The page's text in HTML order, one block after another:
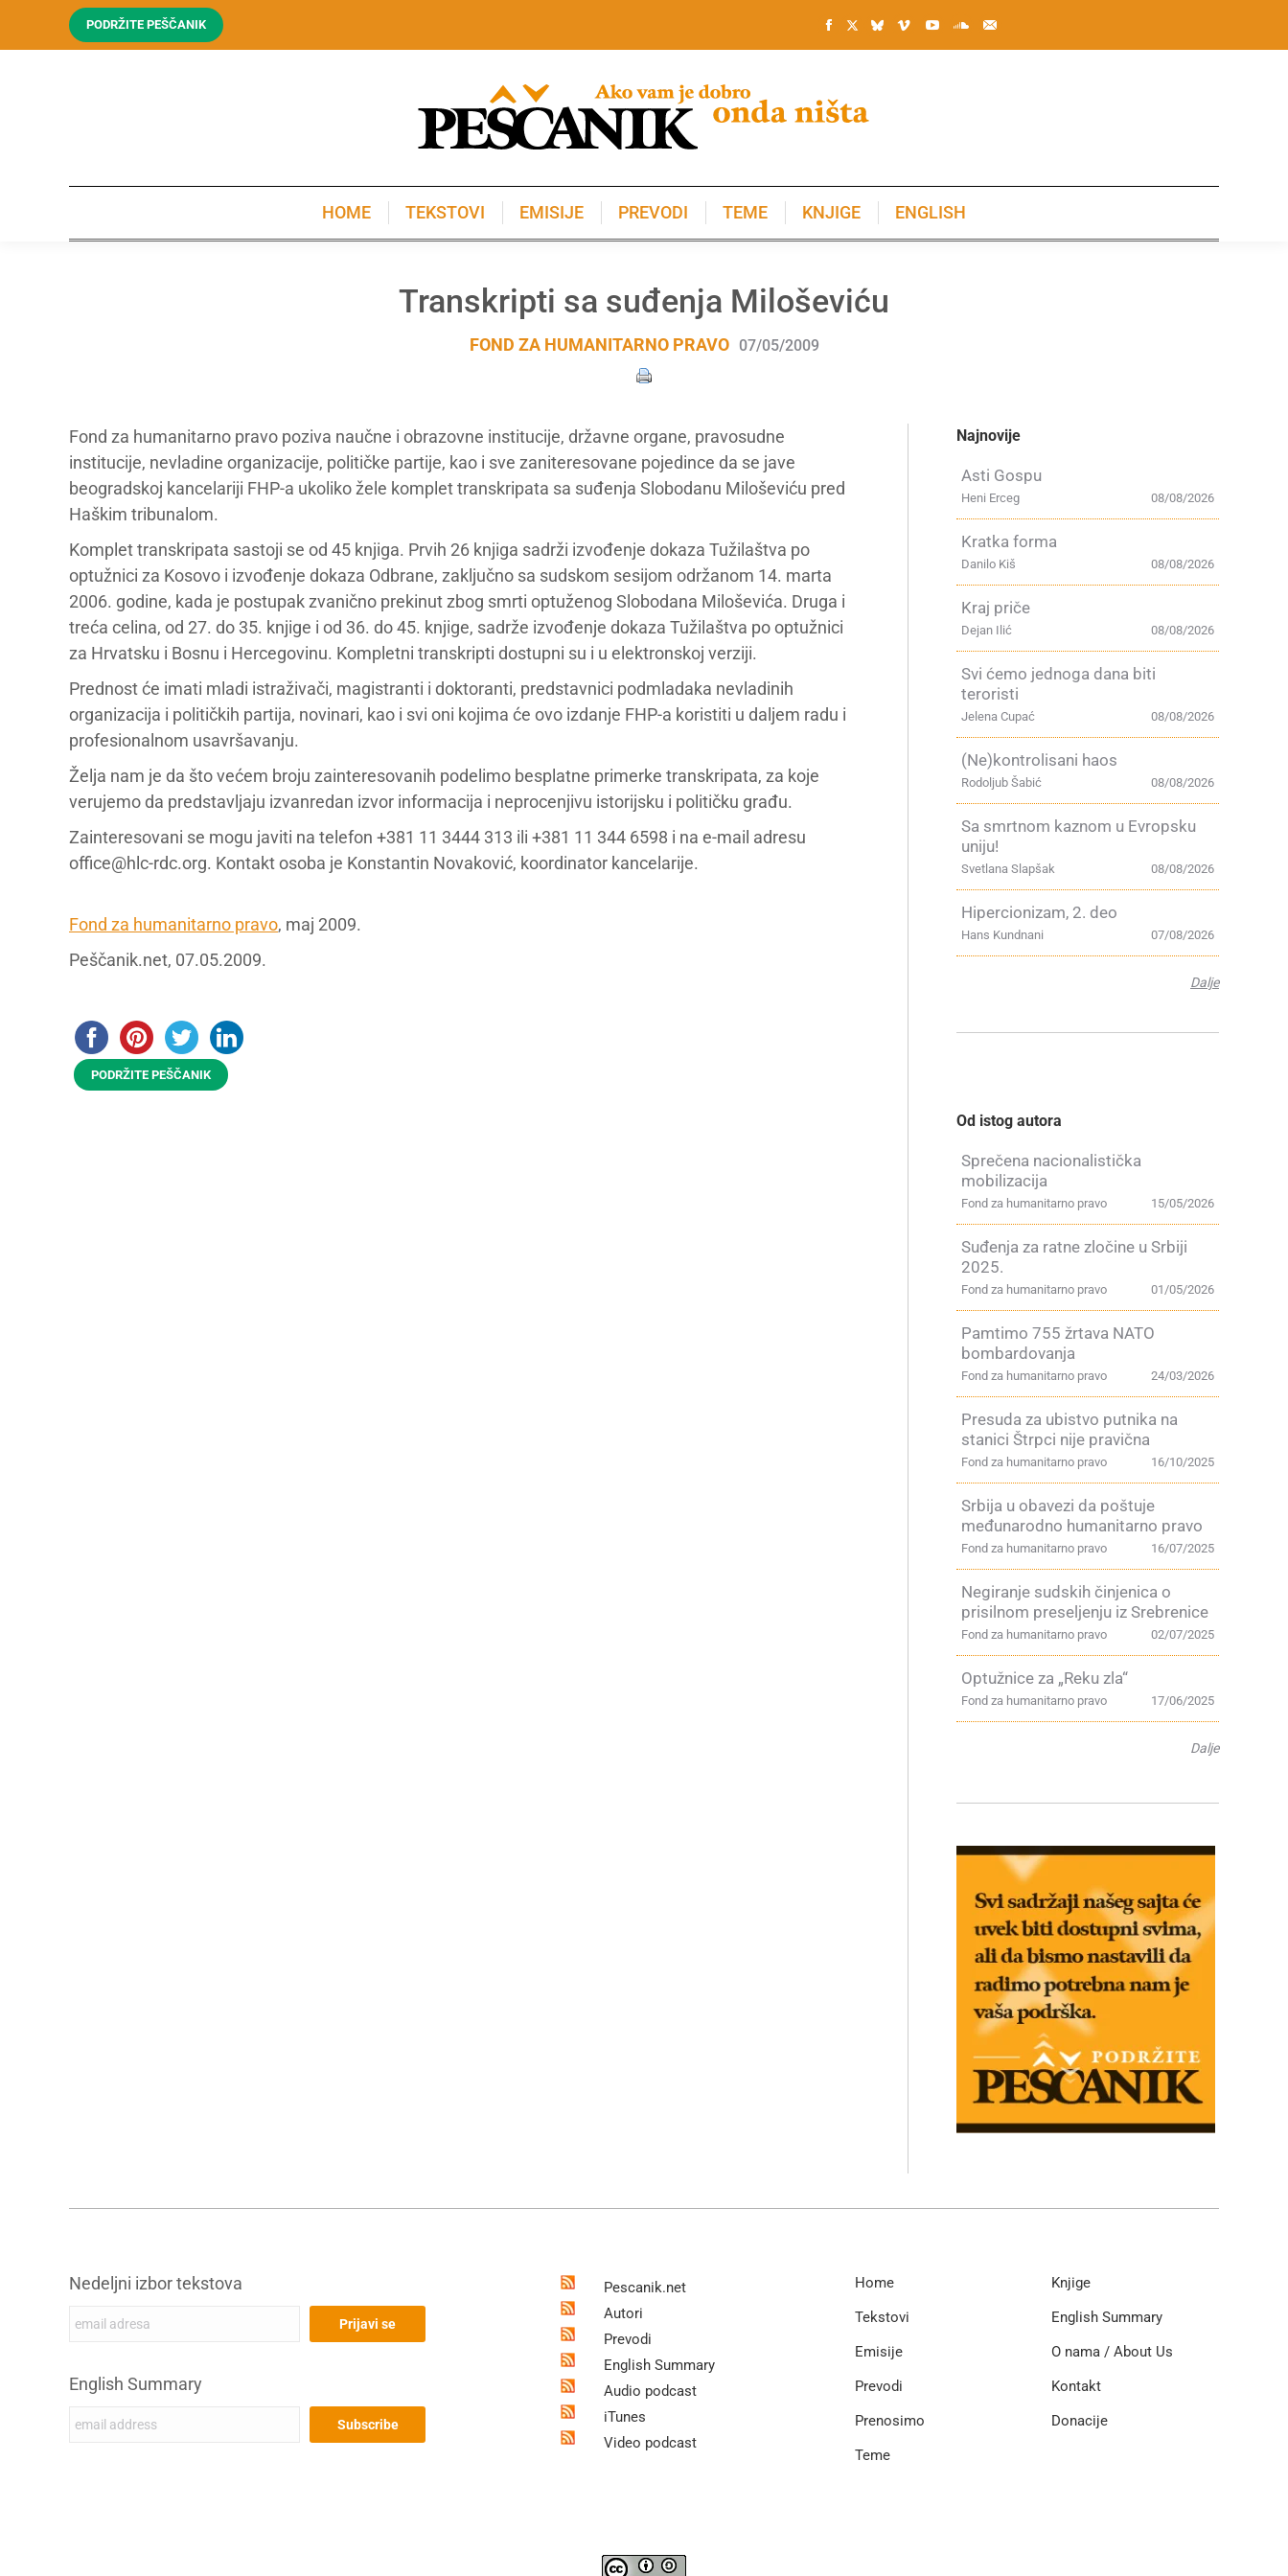
PODRŽITE PEŠČANIK
HOME TEKSTOVI EMISIJE PREVODI TEME KNJIGE ENGLISH
Transkripti sa suđenja Miloševiću
FOND ZA HUMANITARNO PRAVO 07/05/2009
Fond za humanitarno pravo poziva naučne i obrazovne institucije, državne organe, pravosudne
institucije, nevladine organizacije, političke partije, kao i sve zaniteresovane pojedince da se jave
beogradskoj kancelariji FHP-a ukoliko žele komplet transkripata sa suđenja Slobodanu Miloševiću pred
Haškim tribunalom.
Komplet transkripata sastoji se od 45 knjiga. Prvih 26 knjiga sadrži izvođenje dokaza Tužilaštva po
optužnici za Kosovo i izvođenje dokaza Odbrane, zaključno sa sudskom sesijom održanom 14. marta
2006. godine, kada je postupak zvanično prekinut zbog smrti optuženog Slobodana Miloševića. Druga i
treća celina, od 27. do 35. knjige i od 36. do 45. knjige, sadrže izvođenje dokaza Tužilaštva po optužnici
za Hrvatsku i Bosnu i Hercegovinu. Kompletni transkripti dostupni su i u elektronskoj verziji.
Prednost će imati mladi istraživači, magistranti i doktoranti, predstavnici podmladaka nevladinih
organizacija i političkih partija, novinari, kao i svi oni kojima će ovo izdanje FHP-a koristiti u daljem radu i
profesionalnom usavršavanju.
Želja nam je da što većem broju zainteresovanih podelimo besplatne primerke transkripata, za koje
verujemo da predstavljaju izvanredan izvor informacija i neprocenjivu istorijsku i političku građu.
Zainteresovani se mogu javiti na telefon +381 11 3444 313 ili +381 11 344 6598 i na e-mail adresu
office@hlc-rdc.org. Kontakt osoba je Konstantin Novaković, koordinator kancelarije.
Fond za humanitarno pravo, maj 2009.
Peščanik.net, 07.05.2009.
PODRŽITE PEŠČANIK
Najnovije
Asti Gospu
08/08/2026
Heni Erceg
Kratka forma
08/08/2026
Danilo Kiš
Kraj priče
08/08/2026
Dejan Ilić
Svi ćemo jednoga dana biti
teroristi
08/08/2026
Jelena Cupać
(Ne)kontrolisani haos
08/08/2026
Rodoljub Šabić
Sa smrtnom kaznom u Evropsku
uniju!
08/08/2026
Svetlana Slapšak
Hipercionizam, 2. deo
07/08/2026
Hans Kundnani
Dalje
Od istog autora
Sprečena nacionalistička
mobilizacija
15/05/2026
Fond za humanitarno pravo
Suđenja za ratne zločine u Srbiji
2025.
01/05/2026
Fond za humanitarno pravo
Pamtimo 755 žrtava NATO
bombardovanja
24/03/2026
Fond za humanitarno pravo
Presuda za ubistvo putnika na
stanici Štrpci nije pravična
16/10/2025
Fond za humanitarno pravo
Srbija u obavezi da poštuje
međunarodno humanitarno pravo
16/07/2025
Fond za humanitarno pravo
Negiranje sudskih činjenica o
prisilnom preseljenju iz Srebrenice
02/07/2025
Fond za humanitarno pravo
Optužnice za „Reku zla“
17/06/2025
Fond za humanitarno pravo
Dalje
Nedeljni izbor tekstova
English Summary
Pescanik.net
Autori
Prevodi
English Summary
Audio podcast
iTunes
Video podcast
Home
Tekstovi
Emisije
Prevodi
Prenosimo
Teme
Knjige
English Summary
O nama / About Us
Kontakt
Donacije
KNJIGE ENGLISH